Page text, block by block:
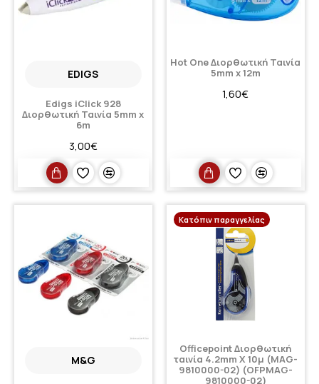
EDIGS
Edigs iClick 928
Διορθωτική Ταινία 5mm x
6m
3,00€
Hot One Διορθωτική Ταινία
5mm x 12m
1,60€
M&G
Κατόπιν παραγγελίας
Officepoint Διορθωτική
ταινία 4.2mm Χ 10μ (MAG-
9810000-02) (OFPMAG-
9810000-02)